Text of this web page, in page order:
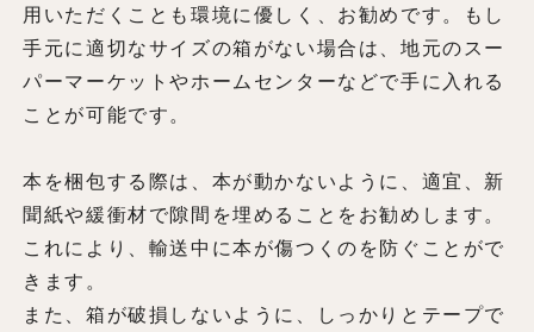
用いただくことも環境に優しく、お勧めです。もし
手元に適切なサイズの箱がない場合は、地元のスー
パーマーケットやホームセンターなどで手に入れる
ことが可能です。
本を梱包する際は、本が動かないように、適宜、新
聞紙や緩衝材で隙間を埋めることをお勧めします。
これにより、輸送中に本が傷つくのを防ぐことがで
きます。
また、箱が破損しないように、しっかりとテープで